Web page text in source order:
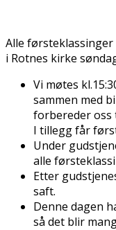
Alle
i Rotnes kirke
Vi møtes
sammen med
forbereder oss
I tillegg får
Under
alle
Etter
saft.
Denne dagen
så det blir